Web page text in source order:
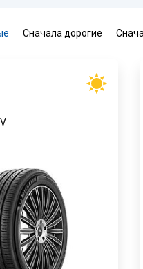
Сначала дорогие
V